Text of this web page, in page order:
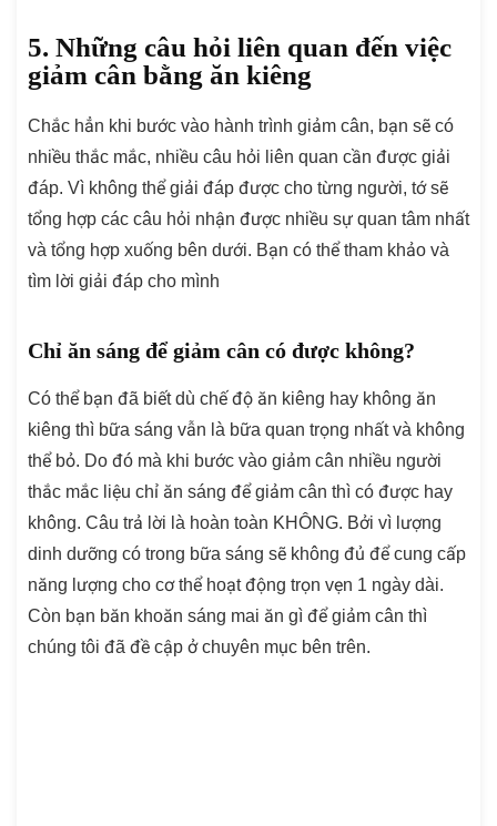
5. Những câu hỏi liên quan đến việc
giảm cân bằng ăn kiêng
Chắc hẳn khi bước vào hành trình giảm cân, bạn sẽ có
nhiều thắc mắc, nhiều câu hỏi liên quan cần được giải
đáp. Vì không thể giải đáp được cho từng người, tớ sẽ
tổng hợp các câu hỏi nhận được nhiều sự quan tâm nhất
và tổng hợp xuống bên dưới. Bạn có thể tham khảo và
tìm lời giải đáp cho mình
Chỉ ăn sáng để giảm cân có được không?
Có thể bạn đã biết dù chế độ ăn kiêng hay không ăn
kiêng thì bữa sáng vẫn là bữa quan trọng nhất và không
thể bỏ. Do đó mà khi bước vào giảm cân nhiều người
thắc mắc liệu chỉ ăn sáng để giảm cân thì có được hay
không. Câu trả lời là hoàn toàn KHÔNG. Bởi vì lượng
dinh dưỡng có trong bữa sáng sẽ không đủ để cung cấp
năng lượng cho cơ thể hoạt động trọn vẹn 1 ngày dài.
Còn bạn băn khoăn sáng mai ăn gì để giảm cân thì
chúng tôi đã đề cập ở chuyên mục bên trên.